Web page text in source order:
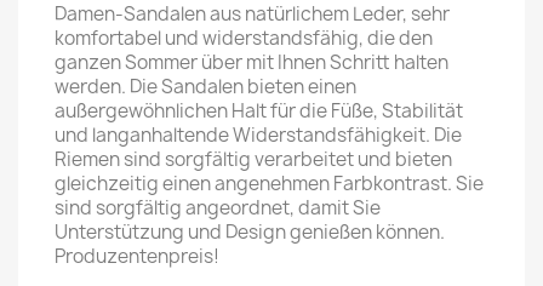
Damen-Sandalen aus natürlichem Leder, sehr
komfortabel und widerstandsfähig, die den
ganzen Sommer über mit Ihnen Schritt halten
werden. Die Sandalen bieten einen
außergewöhnlichen Halt für die Füße, Stabilität
und langanhaltende Widerstandsfähigkeit. Die
Riemen sind sorgfältig verarbeitet und bieten
gleichzeitig einen angenehmen Farbkontrast. Sie
sind sorgfältig angeordnet, damit Sie
Unterstützung und Design genießen können.
Produzentenpreis!